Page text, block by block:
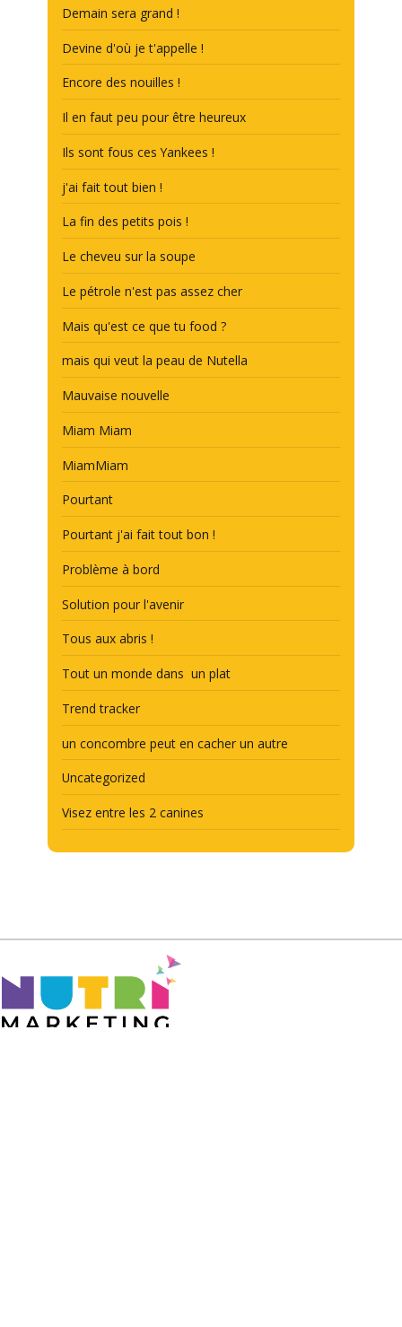
Demain sera grand !
Devine d'où je t'appelle !
Encore des nouilles !
Il en faut peu pour être heureux
Ils sont fous ces Yankees !
j'ai fait tout bien !
La fin des petits pois !
Le cheveu sur la soupe
Le pétrole n'est pas assez cher
Mais qu'est ce que tu food ?
mais qui veut la peau de Nutella
Mauvaise nouvelle
Miam Miam
MiamMiam
Pourtant
Pourtant j'ai fait tout bon !
Problème à bord
Solution pour l'avenir
Tous aux abris !
Tout un monde dans un plat
Trend tracker
un concombre peut en cacher un autre
Uncategorized
Visez entre les 2 canines